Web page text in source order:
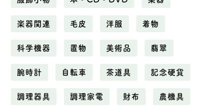
楽器関連 毛皮 洋服 着物
科学機器 置物 美術品 翡翠
腕時計 自転車 茶道具 記念硬貨
調理器具 調理家電 財布 農機具